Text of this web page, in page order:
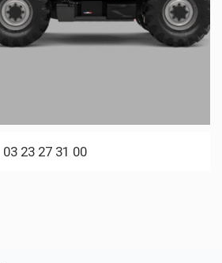
03 23 27 31 00